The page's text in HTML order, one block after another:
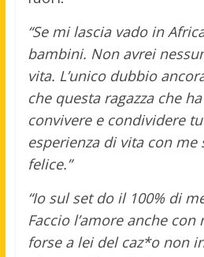
“Se mi lascia vado in
bambini. Non avrei
vita. L’unico dubbio
che questa ragazza che
convivere e condividere
esperienza di vita con me
felice.”
“Io sul set do il 100% di
Faccio l’amore anche
forse a lei del caz*o non